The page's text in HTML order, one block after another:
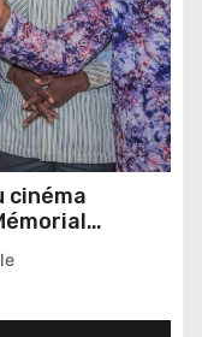
cinéma